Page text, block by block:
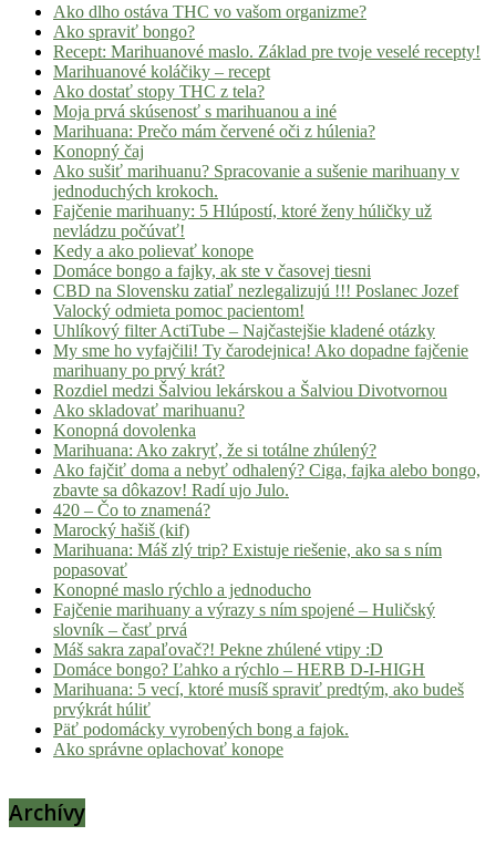
Ako dlho ostáva THC vo vašom organizme?
Ako spraviť bongo?
Recept: Marihuanové maslo. Základ pre tvoje veselé recepty!
Marihuanové koláčiky – recept
Ako dostať stopy THC z tela?
Moja prvá skúsenosť s marihuanou a iné
Marihuana: Prečo mám červené oči z húlenia?
Konopný čaj
Ako sušiť marihuanu? Spracovanie a sušenie marihuany v
jednoduchých krokoch.
Fajčenie marihuany: 5 Hlúpostí, ktoré ženy húličky už
nevládzu počúvať!
Kedy a ako polievať konope
Domáce bongo a fajky, ak ste v časovej tiesni
CBD na Slovensku zatiaľ nezlegalizujú !!! Poslanec Jozef
Valocký odmieta pomoc pacientom!
Uhlíkový filter ActiTube – Najčastejšie kladené otázky
My sme ho vyfajčili! Ty čarodejnica! Ako dopadne fajčenie
marihuany po prvý krát?
Rozdiel medzi Šalviou lekárskou a Šalviou Divotvornou
Ako skladovať marihuanu?
Konopná dovolenka
Marihuana: Ako zakryť, že si totálne zhúlený?
Ako fajčiť doma a nebyť odhalený? Ciga, fajka alebo bongo,
zbavte sa dôkazov! Radí ujo Julo.
420 – Čo to znamená?
Marocký hašiš (kif)
Marihuana: Máš zlý trip? Existuje riešenie, ako sa s ním
popasovať
Konopné maslo rýchlo a jednoducho
Fajčenie marihuany a výrazy s ním spojené – Huličský
slovník – časť prvá
Máš sakra zapaľovač?! Pekne zhúlené vtipy :D
Domáce bongo? Ľahko a rýchlo – HERB D-I-HIGH
Marihuana: 5 vecí, ktoré musíš spraviť predtým, ako budeš
prvýkrát húliť
Päť podomácky vyrobených bong a fajok.
Ako správne oplachovať konope
Archívy